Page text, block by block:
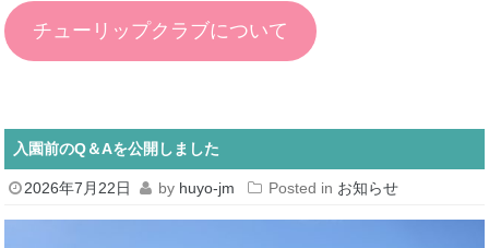
チューリップクラブについて
入園前のQ＆Aを公開しました
2026年7月22日 by huyo-jm Posted in お知らせ